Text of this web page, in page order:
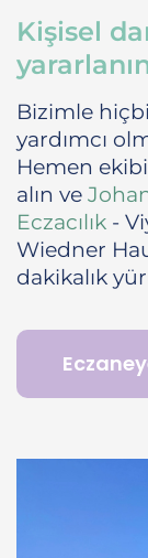
Kişisel
Bizimle
yardımcı
Hemen
alın ve
Eczacılık -
Wiedner
dakikalık